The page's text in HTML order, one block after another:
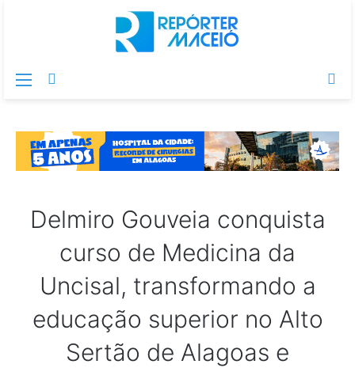
Menu
Delmiro Gouveia conquista
curso de Medicina da
Uncisal, transformando a
educação superior no Alto
Sertão de Alagoas e